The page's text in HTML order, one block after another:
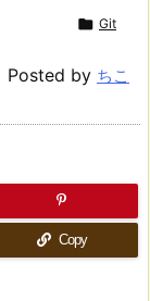
 Git
Posted by ちこ
Copy